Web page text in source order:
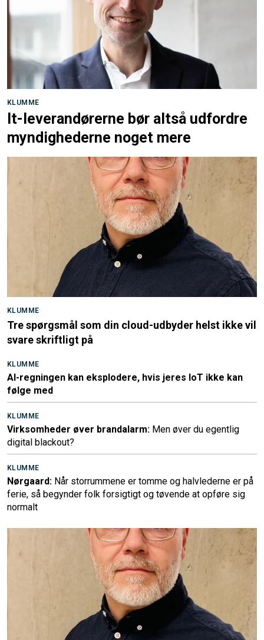
KLUMME
It-leverandørerne bør altså udfordre
myndighederne noget mere
KLUMME
Tre spørgsmål som din cloud-udbyder helst ikke vil
svare skriftligt på
KLUMME
AI-regningen kan eksplodere, hvis jeres IoT ikke kan
følge med
KLUMME
Virksomheder øver brandalarm: Men øver du egentlig
digital blackout?
KLUMME
Nørgaard: Når storrummene er tomme og halvlederne er på
ferie, så begynder folk forsigtigt og tøvende at opføre sig
normalt